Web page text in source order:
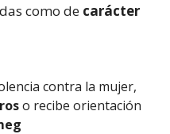
como de carácter
contra la mujer,
o recibe orientación